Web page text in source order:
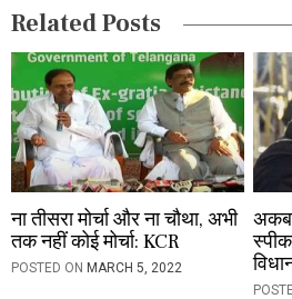
i
o
n
Related Posts
ना तीसरा मोर्चा और ना चौथा, अभी
तक नहीं कोई मोर्चा: KCR
POSTED ON MARCH 5, 2022